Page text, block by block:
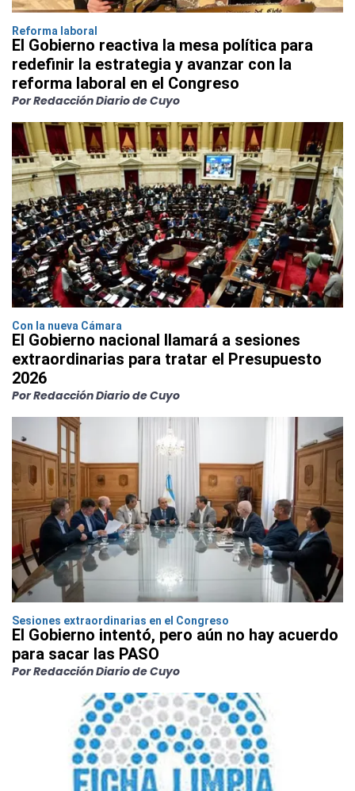
Reforma laboral
El Gobierno reactiva la mesa política para
redefinir la estrategia y avanzar con la
reforma laboral en el Congreso
Por Redacción Diario de Cuyo
Con la nueva Cámara
El Gobierno nacional llamará a sesiones
extraordinarias para tratar el Presupuesto
2026
Por Redacción Diario de Cuyo
Sesiones extraordinarias en el Congreso
El Gobierno intentó, pero aún no hay acuerdo
para sacar las PASO
Por Redacción Diario de Cuyo